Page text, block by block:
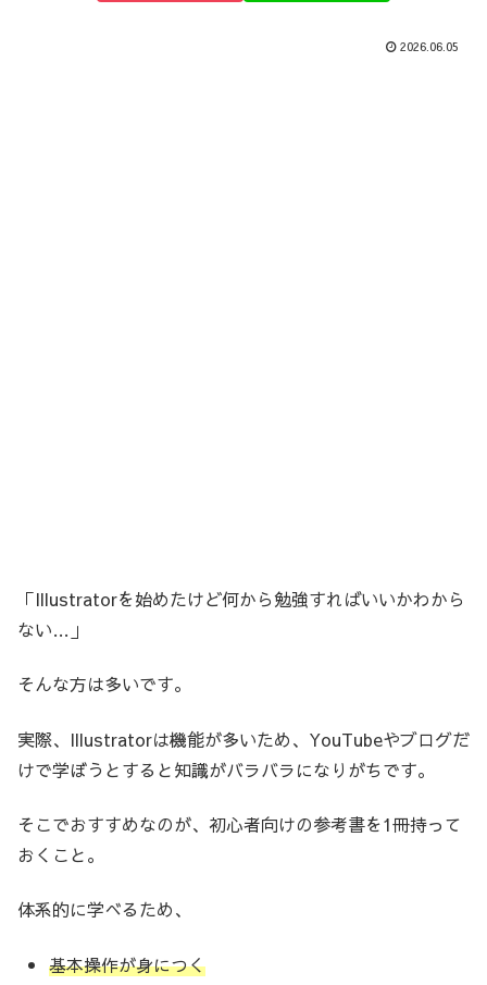
2026.06.05
「Illustratorを始めたけど何から勉強すればいいかわから
ない…」
そんな方は多いです。
実際、Illustratorは機能が多いため、YouTubeやブログだ
けで学ぼうとすると知識がバラバラになりがちです。
そこでおすすめなのが、初心者向けの参考書を1冊持って
おくこと。
体系的に学べるため、
基本操作が身につく